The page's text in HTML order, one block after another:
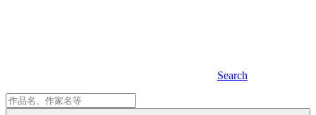
Search